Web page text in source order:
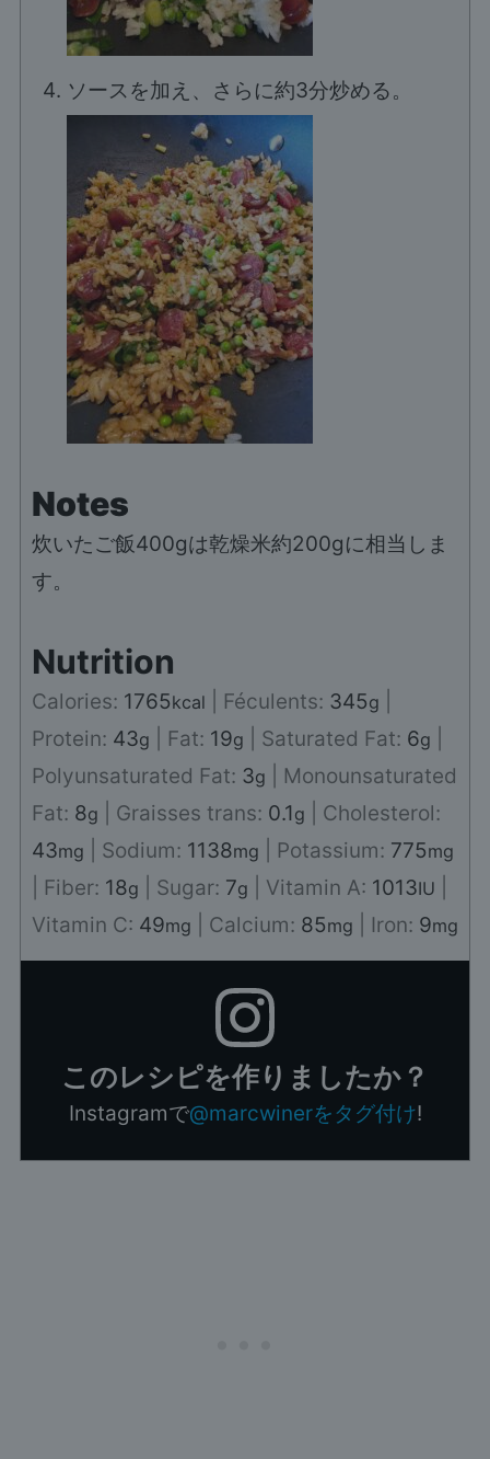
ソースを加え、さらに約3分炒める。
Notes
炊いたご飯400gは乾燥米約200gに相当しま
す。
Nutrition
Calories: 1765kcal Féculents: 345g
Protein: 43g Fat: 19g Saturated Fat: 6g
Polyunsaturated Fat: 3g
Monounsaturated
Fat: 8g Graisses trans: 0.1g
Cholesterol:
43mg Sodium: 1138mg Potassium: 775mg
Fiber: 18g Sugar: 7g Vitamin A: 1013IU
Vitamin C: 49mg Calcium: 85mg Iron: 9mg
このレシピを作りましたか？
Instagramで@marcwinerをタグ付け!